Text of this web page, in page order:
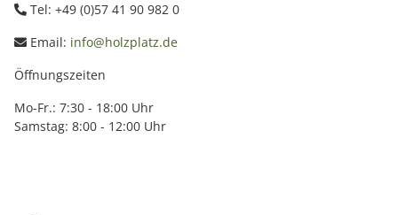
Tel: +49 (0)57 41 90 982 0
Email: info@holzplatz.de
Öffnungszeiten
Mo-Fr.: 7:30 - 18:00 Uhr
Samstag: 8:00 - 12:00 Uhr